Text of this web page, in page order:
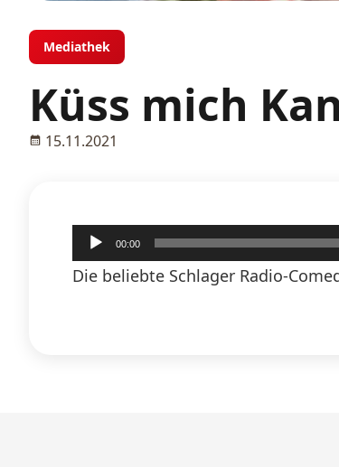
Mediathek
Küss mich
15.11.2021
Audio-
Player
00:00
Die beliebte Schlager Radio-